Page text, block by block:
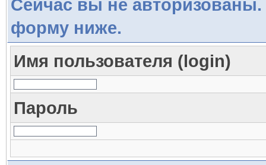
Сейчас вы не авторизованы.
форму ниже.
Имя пользователя (login)
Пароль